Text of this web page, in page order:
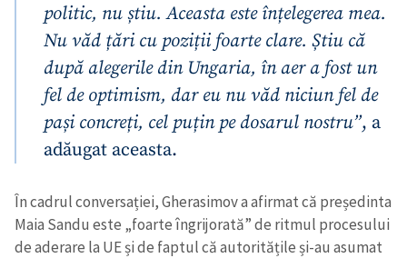
politic, nu știu. Aceasta este înțelegerea mea.
Nu văd țări cu poziții foarte clare. Știu că
după alegerile din Ungaria, în aer a fost un
fel de optimism, dar eu nu văd niciun fel de
pași concreți, cel puțin pe dosarul nostru”, a
adăugat aceasta.
În cadrul conversației, Gherasimov a afirmat că președinta
Maia Sandu este „foarte îngrijorată” de ritmul procesului
de aderare la UE și de faptul că autoritățile și-au asumat